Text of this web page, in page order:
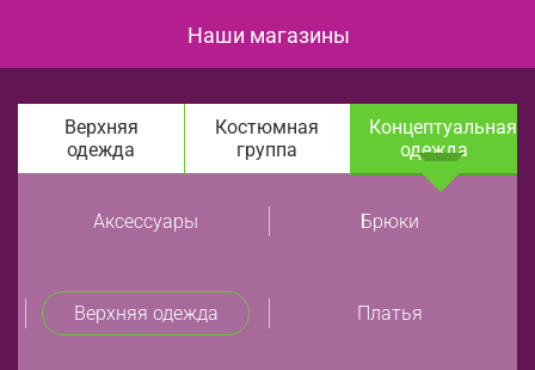
Наши магазины
Верхняя
одежда
Костюмная
группа
Концептуальная
одежда
Аксессуары Брюки
Верхняя одежда Платья